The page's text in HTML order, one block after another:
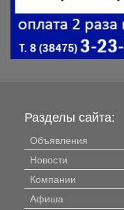
Разделы сайта:
Объявления
Новости
Компании
Афиша